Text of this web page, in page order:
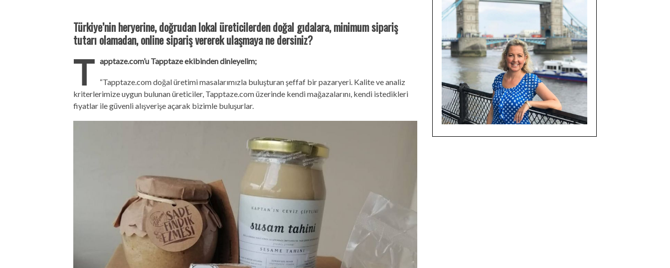
Türkiye’nin heryerine, doğrudan lokal üreticilerden doğal gıdalara, minimum sipariş
tutarı olamadan, online sipariş vererek ulaşmaya ne dersiniz?
T apptaze.com’u Tapptaze ekibinden dinleyelim;
“Tapptaze.com doğal üretimi masalarımızla buluşturan şeffaf bir pazaryeri. Kalite ve analiz
kriterlerimize uygun bulunan üreticiler, Tapptaze.com üzerinde kendi mağazalarını, kendi istedikleri
fiyatlar ile güvenli alışverişe açarak bizimle buluşurlar.